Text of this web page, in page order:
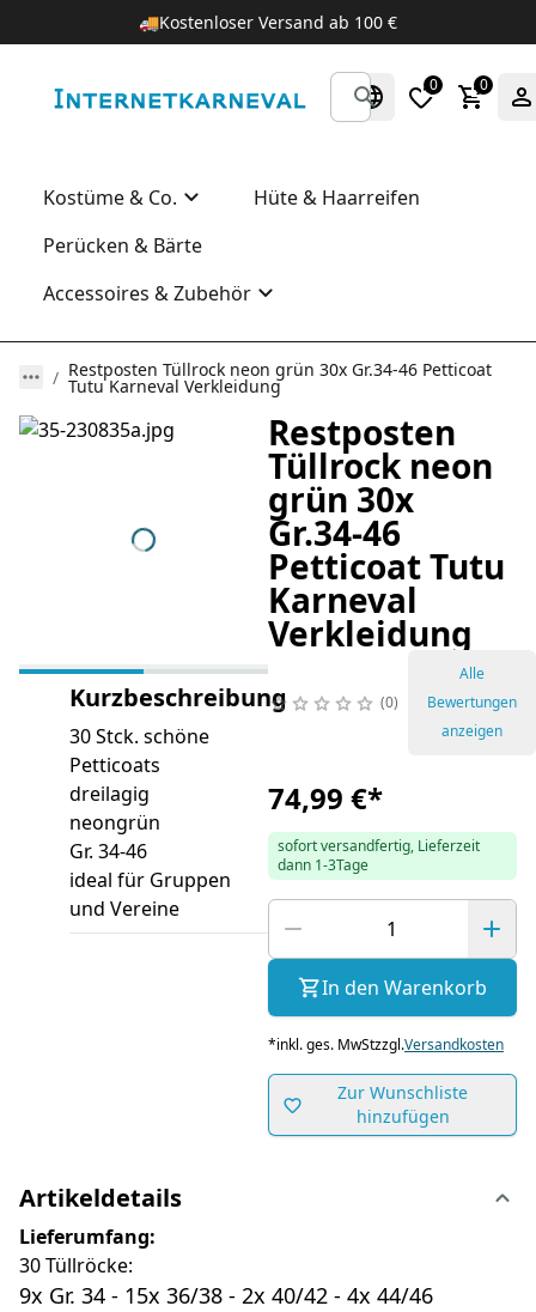
🚚Kostenloser Versand ab 100 €
0 0
Kostüme & Co.
Hüte & Haarreifen
Perücken & Bärte
Accessoires & Zubehör
Restposten Tüllrock neon grün 30x Gr.34-46 Petticoat
Tutu Karneval Verkleidung
Kurzbeschreibung
30 Stck. schöne
Petticoats
dreilagig
neongrün
Gr. 34-46
ideal für Gruppen
und Vereine
Restposten
Tüllrock neon
grün 30x
Gr.34-46
Petticoat Tutu
Karneval
Verkleidung
0
Alle
Bewertungen
anzeigen
74,99 €*
sofort versandfertig, Lieferzeit
dann 1-3Tage
In den Warenkorb
*inkl. ges. MwStzzgl.Versandkosten
Zur Wunschliste
hinzufügen
Artikeldetails
Lieferumfang:
30 Tüllröcke:
9x Gr. 34 - 15x 36/38 - 2x 40/42 - 4x 44/46